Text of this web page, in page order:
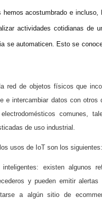
hemos acostumbrado e
actividades cotidianas de
se automaticen. Esto se
red de objetos físicos que
e intercambiar datos con
comunes,
de uso industrial.
usos de IoT son los siguientes:
inteligentes: existen algunos
y pueden emitir
a algún sitio de